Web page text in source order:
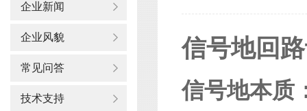
企业新闻
企业风貌
常见问答
技术支持
信号地回
信号地本质